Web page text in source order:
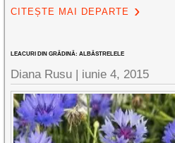
CITEȘTE MAI DEPARTE
LEACURI DIN GRĂDINĂ: ALBĂSTRELELE
Diana Rusu | iunie 4, 2015